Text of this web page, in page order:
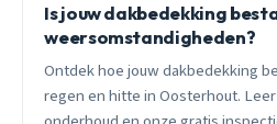
Is jouw dakbedekking
weersomstandigheden?
Ontdek hoe jouw dakbedekking
regen en hitte in Oosterhout.